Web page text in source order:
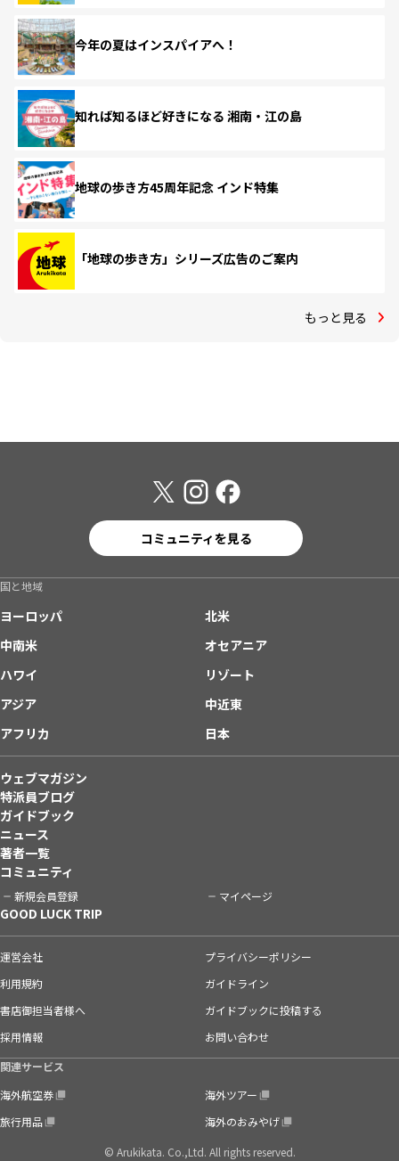
今年の夏はインスパイアへ！
知れば知るほど好きになる 湘南・江の島
地球の歩き方45周年記念 インド特集
「地球の歩き方」シリーズ広告のご案内
もっと見る
コミュニティを見る
国と地域
ヨーロッパ
北米
中南米
オセアニア
ハワイ
リゾート
アジア
中近東
アフリカ
日本
ウェブマガジン
特派員ブログ
ガイドブック
ニュース
著者一覧
コミュニティ
新規会員登録 マイページ
GOOD LUCK TRIP
運営会社
プライバシーポリシー
利用規約
ガイドライン
書店御担当者様へ
ガイドブックに投稿する
採用情報
お問い合わせ
関連サービス
海外航空券
海外ツアー
旅行用品
海外のおみやげ
© Arukikata. Co.,Ltd. All rights reserved.